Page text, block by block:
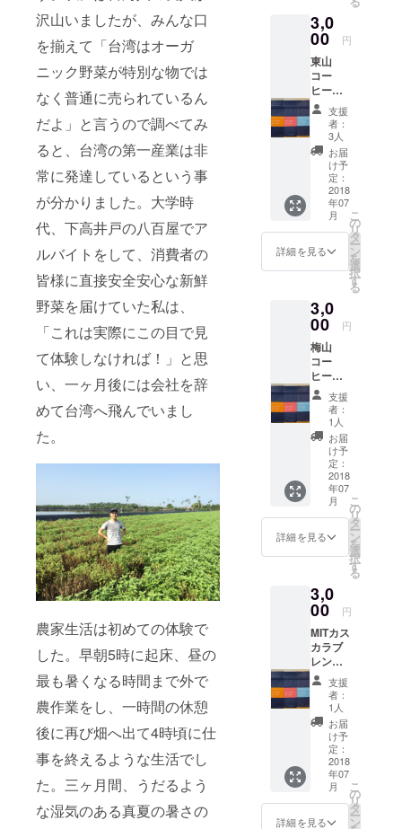
沢山いましたが、みんな口
を揃えて「台湾はオーガ
ニック野菜が特別な物では
なく普通に売られているん
だよ」と言うので調べてみ
ると、台湾の第一産業は非
常に発達しているという事
が分かりました。大学時
代、下高井戸の八百屋でア
ルバイトをして、消費者の
皆様に直接安全安心な新鮮
野菜を届けていた私は、
「これは実際にこの目で見
て体験しなければ！」と思
い、一ヶ月後には会社を辞
めて台湾へ飛んでいまし
た。
農家生活は初めての体験で
した。早朝5時に起床、昼の
最も暑くなる時間まで外で
農作業をし、一時間の休憩
後に再び畑へ出て4時頃に仕
事を終えるような生活でし
た。三ヶ月間、うだるよう
な湿気のある真夏の暑さの
ならな
ければ
収穫し
ませ
ん。生
産量が
少ない
分そこ
で付加
価値を
つけて
いるそ
うで
す。
むと上
質な紅
茶のよ
うな味
わいで
す。
【効
能】 慢
性疲
労、免
疫力
UP、不
眠症、
美肌効
果、腎
UP、血
流促
成分 龍
眼花、
氷砂糖
3,0
00 円
東山
コー
ヒー８
０g &
梅山
コー
ヒー４
０g ●山
地型
…南
投、雲
林、嘉
義、台
南地区
味の特
徴…香
の特徴
とし
て、フ
ローラ
ルでお
茶のよ
うな味
わい。
酸味は
強すぎ
ない中
程度。
東山は
台湾茶
のよう
な優し
い甘味
しませ
ん。酸
味はあ
まり感
じませ
ん。 梅
山は台
湾茶の
ような
特徴が
ありな
がらも
酸味が
あり、
フルー
ティな
味わい
支援
者：
3人
お届
け予
定：
2018
年07
月
詳細を見る
こ
の
リ
タ
ー
ン
を
選
択
す
る
3,0
00 円
梅山
コー
ヒー８
０g &
東山
コー
ヒー４
０g 東
山と梅
山は台
湾の山
地型の
コー
ヒーで
す。 ●
山地
南投、
雲林、
嘉義、
台南地
区 味の
特徴…
香りや
味の特
徴とし
て、フ
ローラ
ルでお
茶のよ
うな味
わい。
酸味は
強すぎ
支援
者：
1人
お届
け予
定：
2018
年07
月
詳細を見る
こ
の
リ
タ
ー
ン
を
選
択
す
る
3,0
00 円
MITカス
カラブ
レンド
８０g &
東山
コー
ヒー４
０g 東
山と梅
山は台
湾の山
地型の
コー
ヒーで
支援
者：
1人
お届
け予
定：
2018
年07
月
詳細を見る
こ
の
リ
タ
ー
ン